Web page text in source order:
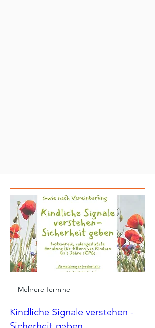
Mehrere Termine
Kindliche Signale verstehen -
Sicherheit geben